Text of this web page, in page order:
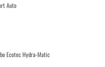
Auto
Ecotec Hydra-Matic